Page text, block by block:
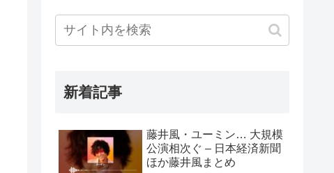
新着記事
藤井風・ユーミン… 大規模
公演相次ぐ – 日本経済新聞
ほか藤井風まとめ